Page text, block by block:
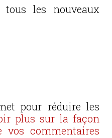
tous les nouveaux
pour réduire les
plus sur la façon
vos commentaires